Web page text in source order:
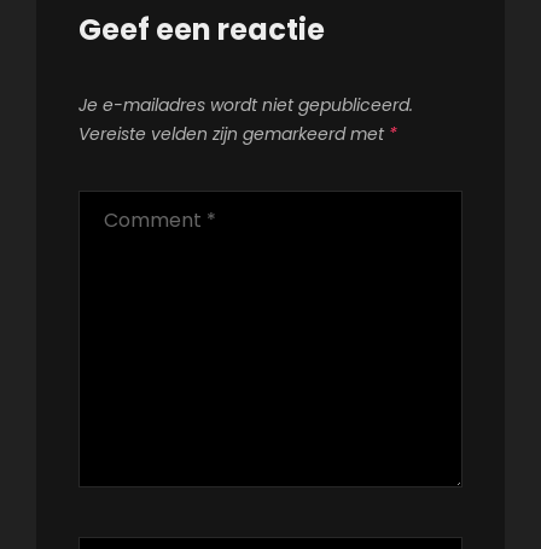
Geef een reactie
Je e-mailadres wordt niet gepubliceerd.
Vereiste velden zijn gemarkeerd met *